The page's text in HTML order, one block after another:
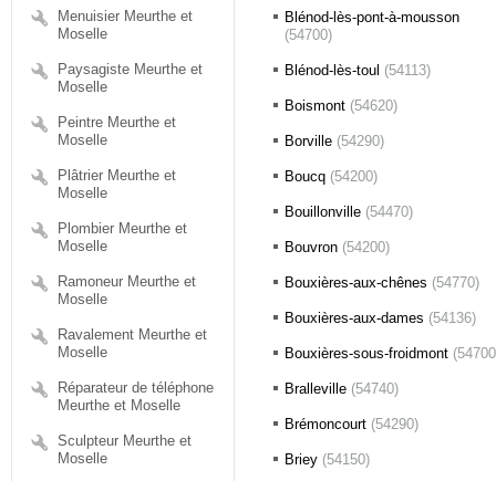
Menuisier Meurthe et
Moselle
Paysagiste Meurthe et
Moselle
Peintre Meurthe et
Moselle
Plâtrier Meurthe et
Moselle
Plombier Meurthe et
Moselle
Ramoneur Meurthe et
Moselle
Ravalement Meurthe et
Moselle
Réparateur de téléphone
Meurthe et Moselle
Sculpteur Meurthe et
Moselle
Blénod-lès-pont-à-mousson
(54700)
Blénod-lès-toul (54113)
Boismont (54620)
Borville (54290)
Boucq (54200)
Bouillonville (54470)
Bouvron (54200)
Bouxières-aux-chênes (54770)
Bouxières-aux-dames (54136)
Bouxières-sous-froidmont
Bralleville (54740)
Brémoncourt (54290)
Briey (54150)